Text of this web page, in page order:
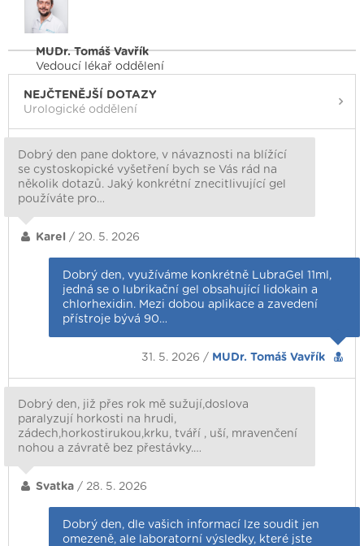
MUDr. Tomáš Vavřík
Vedoucí lékař oddělení
NEJČTENĚJŠÍ DOTAZY
Urologické oddělení
Dobrý den pane doktore, v návaznosti na blížící
se cystoskopické vyšetření bych se Vás rád na
několik dotazů. Jaký konkrétní znecitlivující gel
používáte pro…
Karel / 20. 5. 2026
Dobrý den, využíváme konkrétně LubraGel 11ml,
jedná se o lubrikační gel obsahující lidokain a
chlorhexidin. Mezi dobou aplikace a zavedení
přístroje bývá 90…
31. 5. 2026 / MUDr. Tomáš Vavřík
Dobrý den, již přes rok mě sužují,doslova
paralyzují horkosti na hrudi,
zádech,horkostirukou,krku, tváří , uší, mravenčení
nohou a závratě bez přestávky.…
Svatka / 28. 5. 2026
Dobrý den, dle vašich informací lze soudit jen
omezeně, ale laboratorní výsledky, které jste